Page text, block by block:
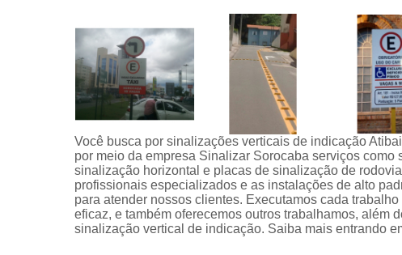
para rodovia
Sinalização
Sinalização
Sinalização
viária
Sinalizações
verticais
Tachões
Você busca por sinalizações verticais de indicação
por meio da empresa Sinalizar Sorocaba serviços
sinalização horizontal e placas de sinalização de
profissionais especializados e as instalações de alto
para atender nossos clientes. Executamos cada
eficaz, e também oferecemos outros trabalhamos, além
sinalização vertical de indicação. Saiba mais entrando